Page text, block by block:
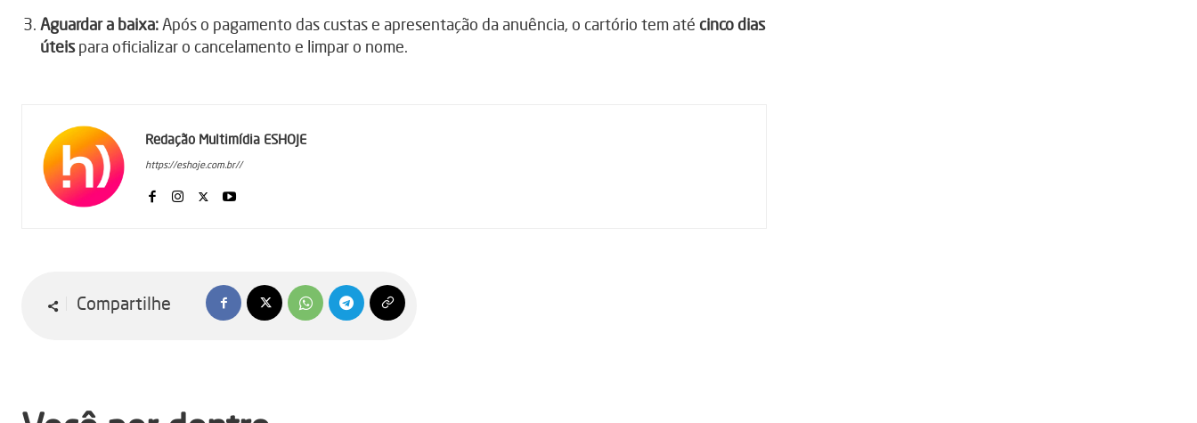
Aguardar a baixa:Após o pagamento das custas e apresentação da anuência, o cartório tem até cinco dias
úteispara oficializar o cancelamento e limpar o nome.
Redação Multimídia ESHOJE
https://eshoje.com.br//
Compartilhe